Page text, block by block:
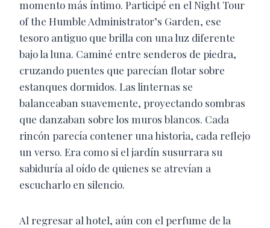
momento más íntimo. Participé en el Night Tour
of the Humble Administrator’s Garden, ese
tesoro antiguo que brilla con una luz diferente
bajo la luna. Caminé entre senderos de piedra,
cruzando puentes que parecían flotar sobre
estanques dormidos. Las linternas se
balanceaban suavemente, proyectando sombras
que danzaban sobre los muros blancos. Cada
rincón parecía contener una historia, cada reflejo
un verso. Era como si el jardín susurrara su
sabiduría al oído de quienes se atrevían a
escucharlo en silencio.
Al regresar al hotel, aún con el perfume de la